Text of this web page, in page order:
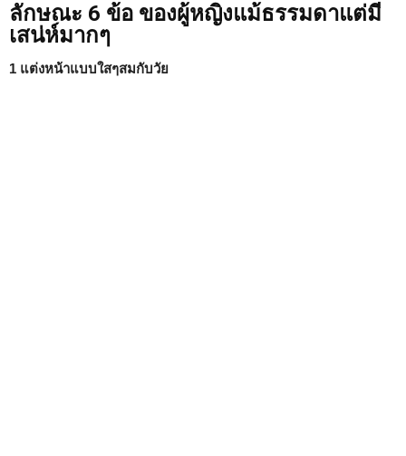
ลักษณะ 6 ข้อ ของผู้หญิงแม้ธรรมดาแต่มี
เสน่ห์มากๆ
1 แต่งหน้าแบบใสๆสมกับวัย